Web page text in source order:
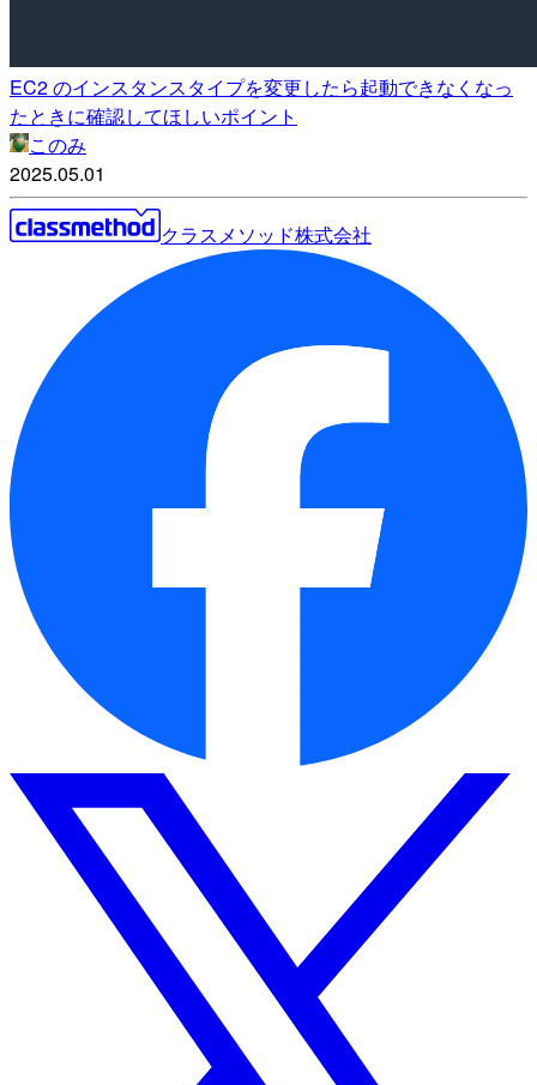
EC2 のインスタンスタイプを変更したら起動できなくなっ
たときに確認してほしいポイント
このみ
2025.05.01
クラスメソッド株式会社